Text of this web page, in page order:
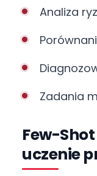
Analiza
Zadania
Few-
uczenie